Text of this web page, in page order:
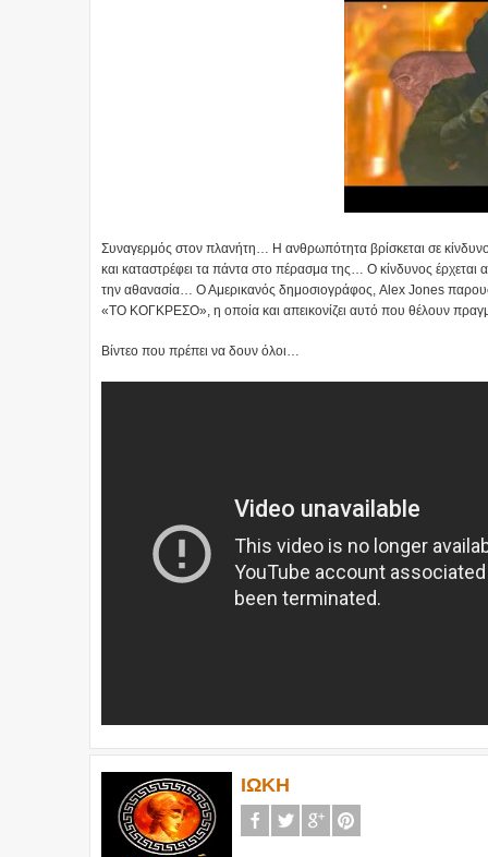
Συναγερμός στον πλανήτη… Η ανθρωπότητα βρίσκεται σε
και καταστρέφει τα πάντα στο πέρασμα της… Ο κίνδυνος έρχεται
την αθανασία… Ο Αμερικανός δημοσιογράφος, Alex Jones
«ΤΟ ΚΟΓΚΡΕΣΟ», η οποία και απεικονίζει αυτό που θέλουν
Βίντεο που πρέπει να δουν όλοι…
ΙΩΚΗ